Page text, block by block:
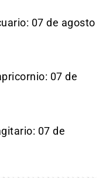
07 de agosto
07 de
07 de